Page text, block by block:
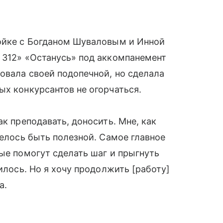
с Богданом Шуваловым и Инной
«Останусь» под аккомпанемент
своей подопечной, но сделала
конкурсантов не огорчаться.
преподавать, доносить. Мне, как
быть полезной. Самое главное
помогут сделать шаг и прыгнуть
Но я хочу продолжить [работу]